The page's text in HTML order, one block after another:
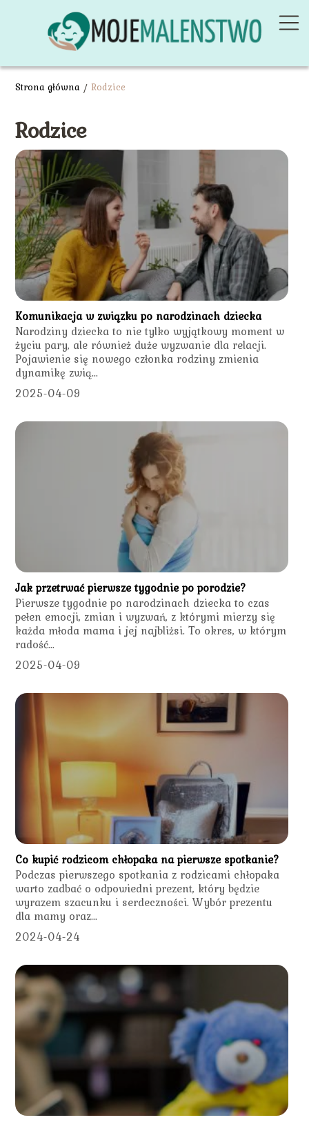
Strona główna / Rodzice
Rodzice
Komunikacja w związku po narodzinach dziecka
Narodziny dziecka to nie tylko wyjątkowy moment w
życiu pary, ale również duże wyzwanie dla relacji.
Pojawienie się nowego członka rodziny zmienia
dynamikę zwią...
2025-04-09
Jak przetrwać pierwsze tygodnie po porodzie?
Pierwsze tygodnie po narodzinach dziecka to czas
pełen emocji, zmian i wyzwań, z którymi mierzy się
każda młoda mama i jej najbliżsi. To okres, w którym
radość...
2025-04-09
Co kupić rodzicom chłopaka na pierwsze spotkanie?
Podczas pierwszego spotkania z rodzicami chłopaka
warto zadbać o odpowiedni prezent, który będzie
wyrazem szacunku i serdeczności. Wybór prezentu
dla mamy oraz...
2024-04-24